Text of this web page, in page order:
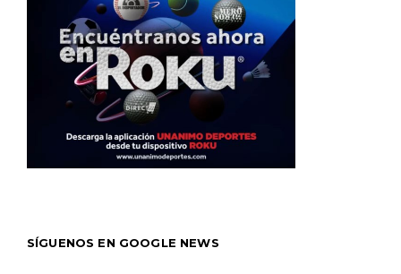
SÍGUENOS EN GOOGLE NEWS